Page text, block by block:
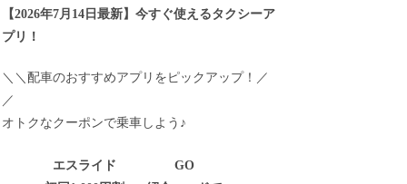
【2026年7月14日最新】今すぐ使えるタクシーア
プリ！
＼＼配車のおすすめアプリをピックアップ！／
／
オトクなクーポンで乗車しよう♪
エスライド
GO